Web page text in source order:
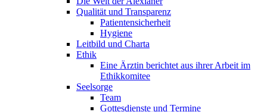
Qualität und Transparenz
Patientensicherheit
Hygiene
Leitbild und Charta
Ethik
Eine Ärztin berichtet aus ihrer Arbeit im
Ethikkomitee
Seelsorge
Team
Gottesdienste und Termine